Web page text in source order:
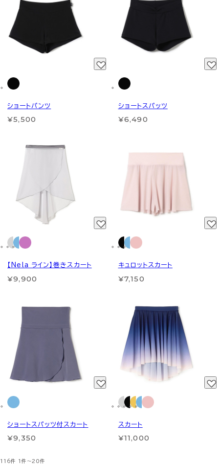
ショートパンツ
¥5,500
ショートスパッツ
¥6,490
【Nela ライン】巻きスカート
¥9,900
キュロットスカート
¥7,150
ショートスパッツ付スカート
¥9,350
スカート
¥11,000
116件 1件～20件